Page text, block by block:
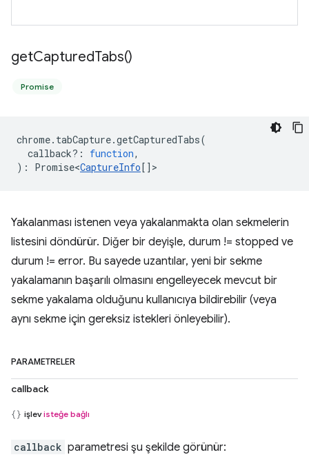
getCapturedTabs()
Promise
chrome. tabCapture.getCapturedTabs(
callback? : function,
) : Promise<CaptureInfo[] >
Yakalanması istenen veya yakalanmakta olan sekmelerin
listesini döndürür. Diğer bir deyişle, durum != stopped ve
durum != error. Bu sayede uzantılar, yeni bir sekme
yakalamanın başarılı olmasını engelleyecek mevcut bir
sekme yakalama olduğunu kullanıcıya bildirebilir (veya
aynı sekme için gereksiz istekleri önleyebilir).
PARAMETRELER
callback
işlevisteğe bağlı
callback parametresi şu şekilde görünür: